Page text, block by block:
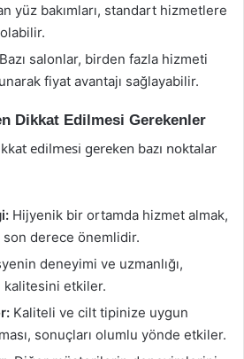
yüz bakımları, standart hizmetlere
Bazı salonlar, birden fazla hizmeti
fiyat avantajı sağlayabilir.
Dikkat Edilmesi Gerekenler
edilmesi gereken bazı noktalar
Hijyenik bir ortamda hizmet almak,
son derece önemlidir.
deneyimi ve uzmanlığı,
kalitesini etkiler.
Kaliteli ve cilt tipinize uygun
sonuçları olumlu yönde etkiler.